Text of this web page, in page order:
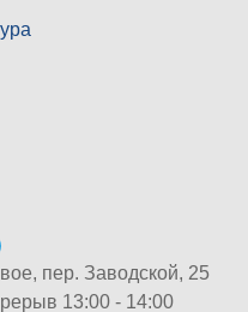
пер. Заводской, 25
13:00 - 14:00